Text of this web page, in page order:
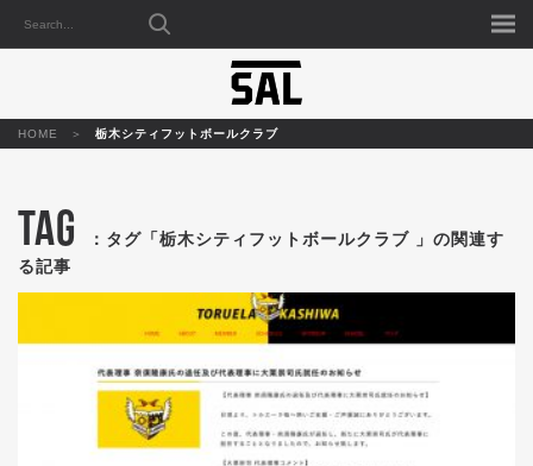
HOME 栃木シティフットボールクラブ
TAG
：タグ「栃木シティフットボールクラブ 」の関連す
る記事